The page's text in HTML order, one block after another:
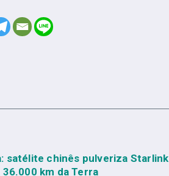
satélite chinês pulveriza Starlink
km da Terra